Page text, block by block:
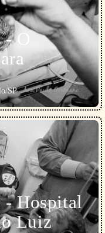
O
SP
- Hospital
Luiz